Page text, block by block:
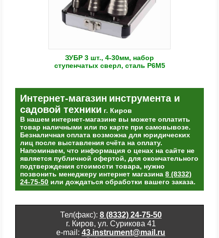
ЗУБР 3 шт., 4-30мм, набор
ступенчатых сверл, сталь Р6М5
Интернет-магазин инструмента и
садовой техники г. Киров
В нашем интернет-магазине вы можете оплатить
товар наличными или по карте при самовывозе.
Безналичная оплата возможна для юридических
лиц после выставления счёта на оплату.
Напоминаем, что информация о ценах на сайте не
является публичной офертой, для окончательного
подтверждения стоимости товара, нужно
позвонить менеджеру интернет магазина8 (8332)
24-75-50 или дождаться обработки вашего заказа.
Тел(факс): 8 (8332) 24-75-50
г. Киров, ул. Сурикова 41
e-mail: 43.instrument@mail.ru